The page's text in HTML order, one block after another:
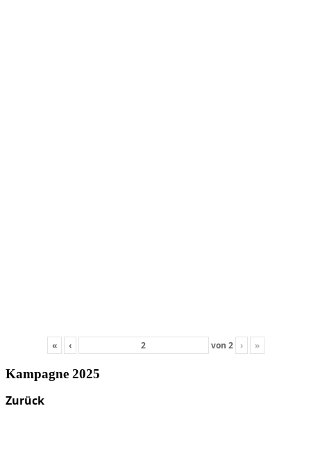
« ‹ von 2 › »
Kampagne 2025
Zurück